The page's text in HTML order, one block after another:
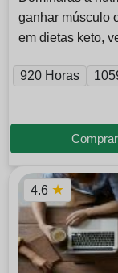
ganhar músculo
em dietas keto,
920 Horas
Comprar
4.6 ★